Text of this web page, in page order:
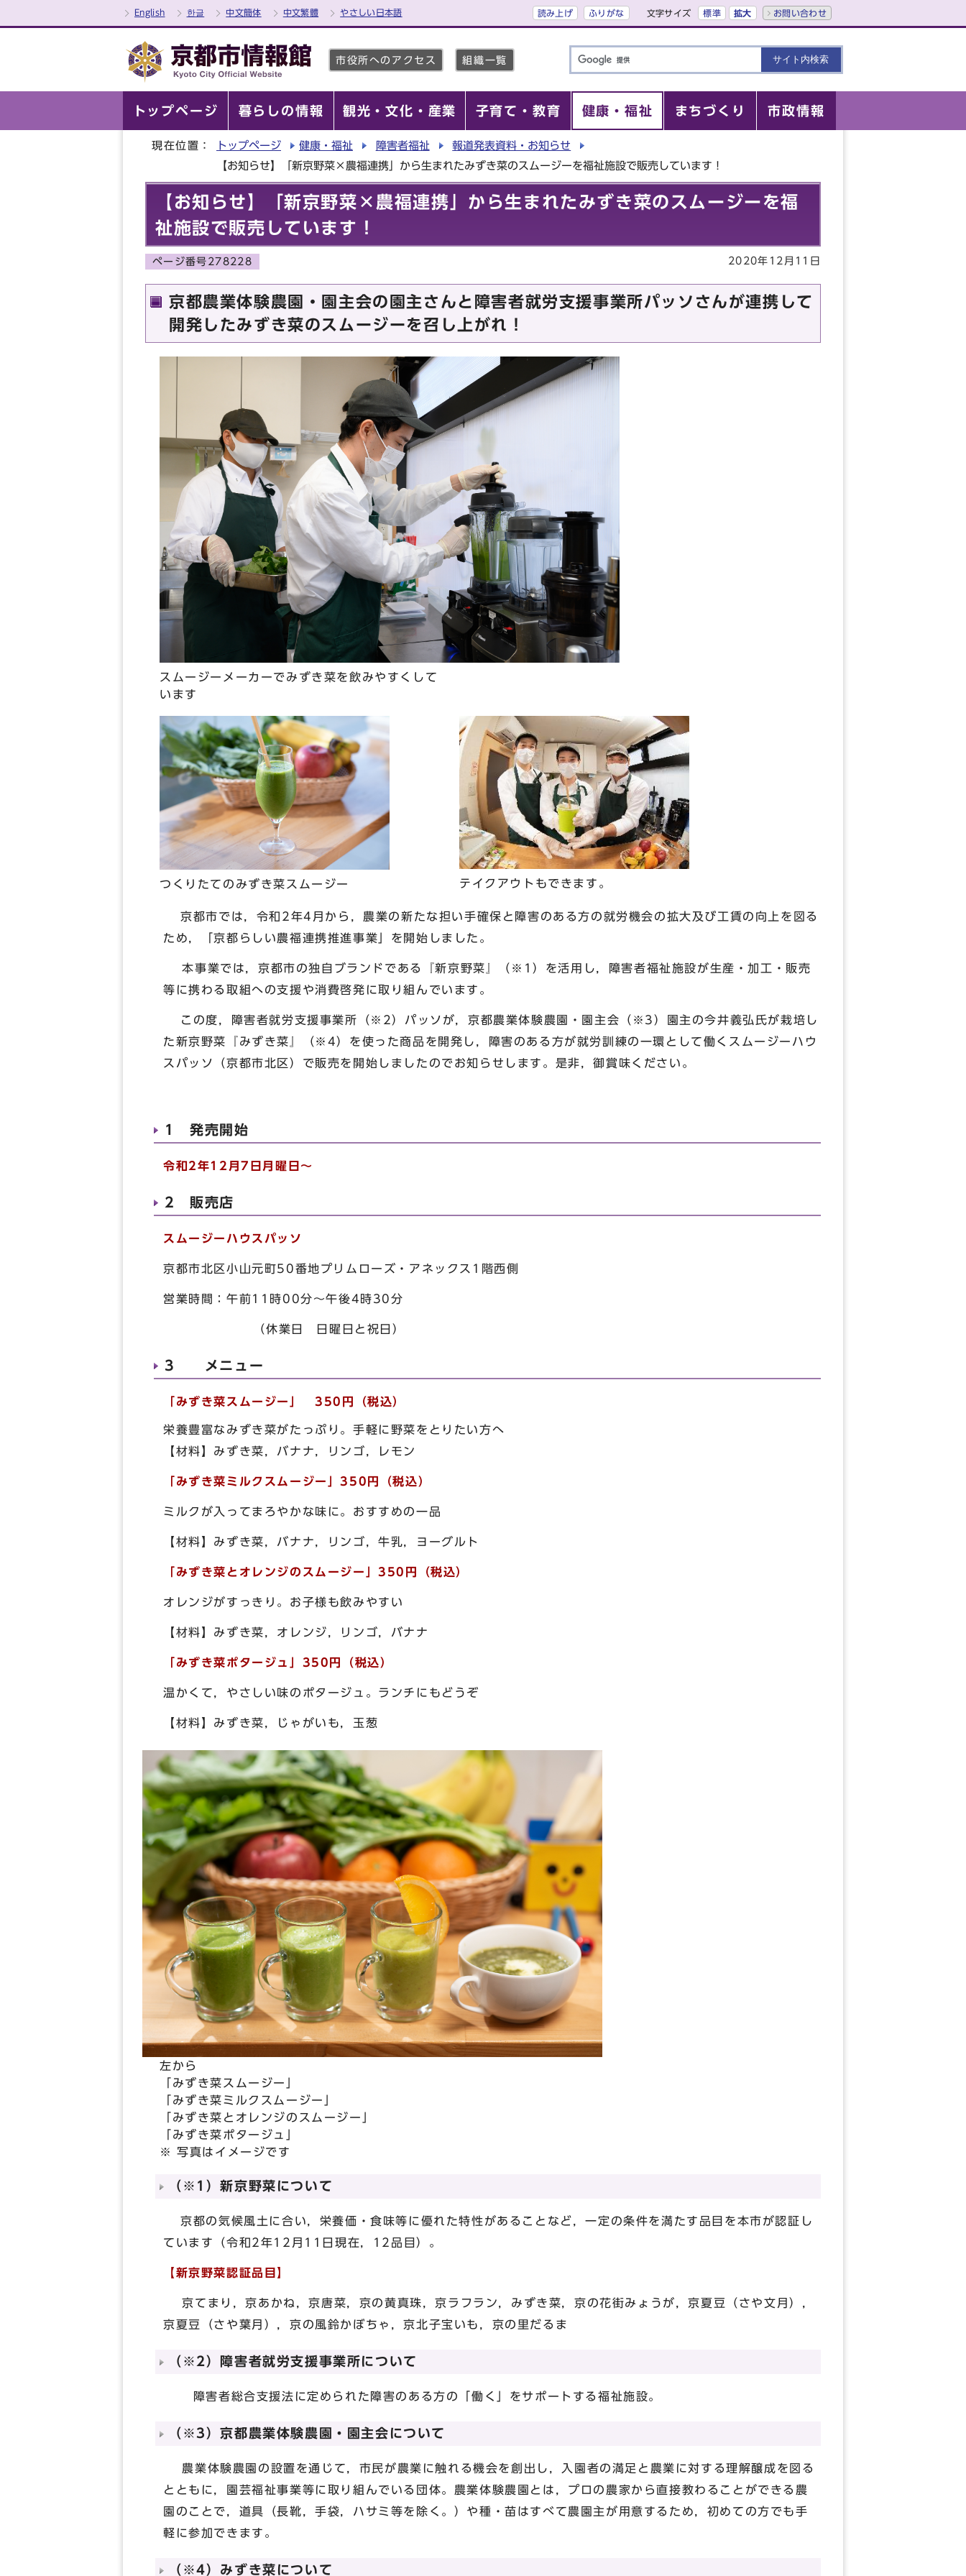
English 한글 中文簡体 中文繁體 やさしい日本語 読み上げ ふりがな 文字サイズ 標準 拡大 お問い合わせ
市役所へのアクセス 組織一覧
トップページ 暮らしの情報 観光・文化・産業 子育て・教育 健康・福祉 まちづくり 市政情報
現在位置： トップページ 健康・福祉 障害者福祉
報道発表資料・お知らせ
【お知らせ】「新京野菜×農福連携」から生まれたみずき菜のスムージーを福祉施設で販売しています！
【お知らせ】「新京野菜×農福連携」から生まれたみずき菜のスムージーを福
祉施設で販売しています！
ページ番号278228 2020年12月11日
京都農業体験農園・園主会の園主さんと障害者就労支援事業所パッソさんが連携して
開発したみずき菜のスムージーを召し上がれ！
スムージーメーカーでみずき菜を飲みやすくして
います
つくりたてのみずき菜スムージー テイクアウトもできます。
京都市では，令和2年4月から，農業の新たな担い手確保と障害のある方の就労機会の拡大及び工賃の向上を図る
ため，「京都らしい農福連携推進事業」を開始しました。
本事業では，京都市の独自ブランドである『新京野菜』（※1）を活用し，障害者福祉施設が生産・加工・販売
等に携わる取組への支援や消費啓発に取り組んでいます。
この度，障害者就労支援事業所（※2）パッソが，京都農業体験農園・園主会（※3）園主の今井義弘氏が栽培し
た新京野菜『みずき菜』（※4）を使った商品を開発し，障害のある方が就労訓練の一環として働くスムージーハウ
スパッソ（京都市北区）で販売を開始しましたのでお知らせします。是非，御賞味ください。
1 発売開始
令和2年12月7日月曜日～
2 販売店
スムージーハウスパッソ
京都市北区小山元町50番地プリムローズ・アネックス1階西側
営業時間：午前11時00分～午後4時30分
（休業日 日曜日と祝日）
3 メニュー
「みずき菜スムージー」 350円（税込）
栄養豊富なみずき菜がたっぷり。手軽に野菜をとりたい方へ
【材料】みずき菜，バナナ，リンゴ，レモン
「みずき菜ミルクスムージー」350円（税込）
ミルクが入ってまろやかな味に。おすすめの一品
【材料】みずき菜，バナナ，リンゴ，牛乳，ヨーグルト
「みずき菜とオレンジのスムージー」350円（税込）
オレンジがすっきり。お子様も飲みやすい
【材料】みずき菜，オレンジ，リンゴ，バナナ
「みずき菜ポタージュ」350円（税込）
温かくて，やさしい味のポタージュ。ランチにもどうぞ
【材料】みずき菜，じゃがいも，玉葱
左から
「みずき菜スムージー」
「みずき菜ミルクスムージー」
「みずき菜とオレンジのスムージー」
「みずき菜ポタージュ」
※ 写真はイメージです
（※1）新京野菜について
京都の気候風土に合い，栄養価・食味等に優れた特性があることなど，一定の条件を満たす品目を本市が認証し
ています（令和2年12月11日現在，12品目）。
【新京野菜認証品目】
京てまり，京あかね，京唐菜，京の黄真珠，京ラフラン，みずき菜，京の花街みょうが，京夏豆（さや文月），
京夏豆（さや葉月），京の風鈴かぼちゃ，京北子宝いも，京の里だるま
（※2）障害者就労支援事業所について
障害者総合支援法に定められた障害のある方の「働く」をサポートする福祉施設。
（※3）京都農業体験農園・園主会について
農業体験農園の設置を通じて，市民が農業に触れる機会を創出し，入園者の満足と農業に対する理解醸成を図る
とともに，園芸福祉事業等に取り組んでいる団体。農業体験農園とは，プロの農家から直接教わることができる農
園のことで，道具（長靴，手袋，ハサミ等を除く。）や種・苗はすべて農園主が用意するため，初めての方でも手
軽に参加できます。
（※4）みずき菜について